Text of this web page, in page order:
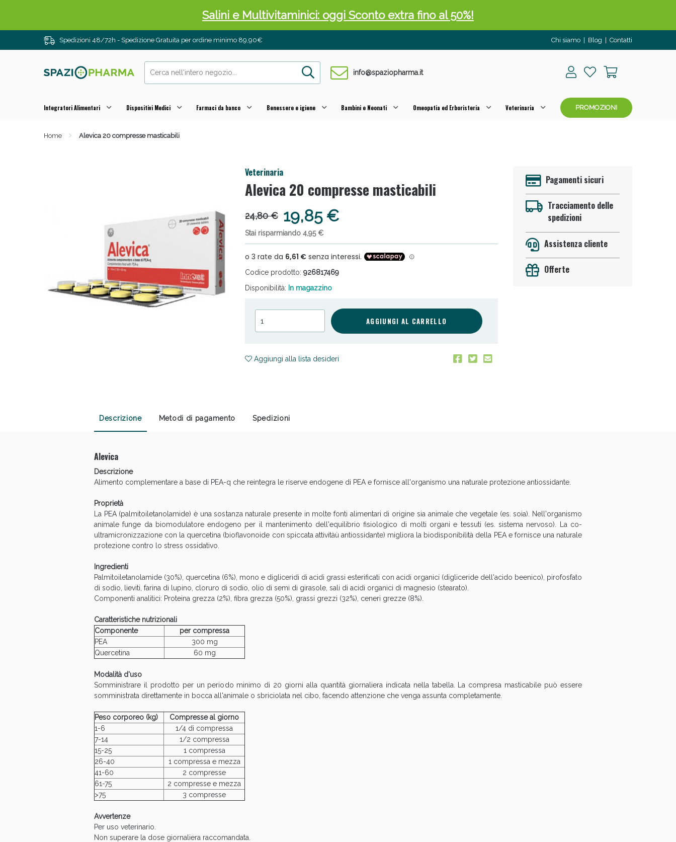
Spedizioni 48/72h - Spedizione Gratuita per ordine minimo 89,90€ Chi siamo Blog Contatti
info@spaziopharma.it
Integratori Alimentari Dispositivi Medici Farmaci da banco Benessere e igiene Bambini e Neonati Omeopatia ed Erboristeria Veterinaria PROMOZIONI
Home Alevica 20 compresse masticabili
Veterinaria
Alevica 20 compresse masticabili
24,80 € 19,85 €
Stai risparmiando 4,95 €
Codice prodotto: 926817469
Disponibilità: In magazzino
AGGIUNGI AL CARRELLO
Aggiungi alla lista desideri
Pagamenti sicuri
Tracciamento delle
spedizioni
Assistenza cliente
Offerte
Descrizione Metodi di pagamento Spedizioni
Alevica
Descrizione
Alimento complementare a base di PEA-q che reintegra le riserve endogene di PEA e fornisce all'organismo una naturale protezione antiossidante.
Proprietà
La PEA (palmitoiletanolamide) è una sostanza naturale presente in molte fonti alimentari di origine sia animale che vegetale (es. soia). Nell'organismo
animale funge da biomodulatore endogeno per il mantenimento dell'equilibrio fisiologico di molti organi e tessuti (es. sistema nervoso). La co-
ultramicronizzazione con la quercetina (bioflavonoide con spiccata attivitàù antiossidante) migliora la biodisponibilità della PEA e fornisce una naturale
protezione contro lo stress ossidativo.
Ingredienti
Palmitoiletanolamide (30%), quercetina (6%), mono e digliceridi di acidi grassi esterificati con acidi organici (digliceride dell'acido beenico), pirofosfato
di sodio, lieviti, farina di lupino, cloruro di sodio, olio di semi di girasole, sali di acidi organici di magnesio (stearato).
Componenti analitici: Proteina grezza (2%), fibra grezza (50%), grassi grezzi (32%), ceneri grezze (8%).
Caratteristiche nutrizionali
Componente
per compressa
PEA
300 mg
Quercetina
60 mg
Modalità d'uso
Somministrare il prodotto per un periodo minimo di 20 giorni alla quantità giornaliera indicata nella tabella. La compresa masticabile può essere
somministrata direttamente in bocca all'animale o sbriciolata nel cibo, facendo attenzione che venga assunta completamente.
Peso corporeo (kg)
Compresse al giorno
1-6
1/4 di compressa
7-14
1/2 compressa
15-25
1 compressa
26-40
1 compressa e mezza
41-60
2 compresse
61-75
2 compresse e mezza
>75
3 compresse
Avvertenze
Per uso veterinario.
Non superare la dose giornaliera raccomandata.
Salini e Multivitaminici: oggi Sconto extra fino al 50%!
Anticellulite e Fanghi: Sconto fino al 40% valido oggi!
Anticellulite e Fanghi: Sconto fino al 40% valido oggi!
Benessere Intestinale: Sconto fino al 55% valido oggi!